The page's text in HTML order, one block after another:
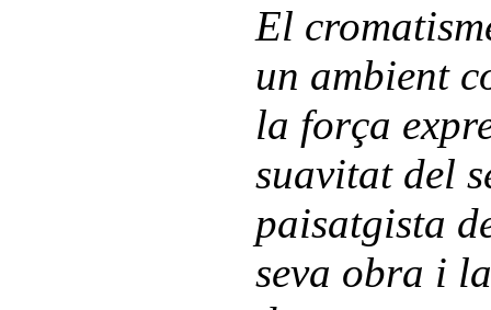
El
un ambient
la força
suavitat del
paisatgista
seva obra i